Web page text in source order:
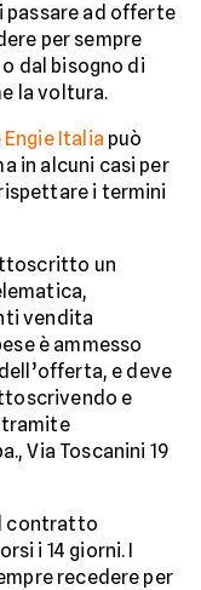
passare ad offerte
per sempre
dal bisogno di
la voltura.
Italia può
in alcuni casi per
i termini
un
vendita
è ammesso
e deve
e
tramite
Via Toscanini 19
contratto
i 14 giorni. I
recedere per